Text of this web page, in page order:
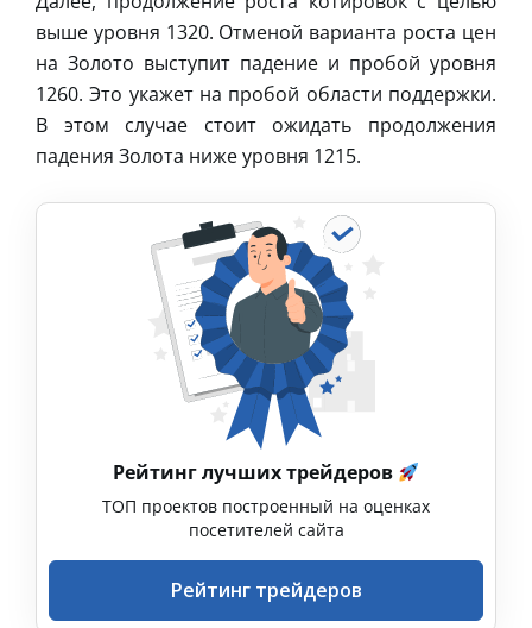
выше уровня 1320. Отменой варианта роста цен
на Золото выступит падение и пробой уровня
1260. Это укажет на пробой области поддержки.
В этом случае стоит ожидать продолжения
падения Золота ниже уровня 1215.
Рейтинг лучших трейдеров
ТОП проектов построенный на оценках
посетителей сайта
Рейтинг трейдеров